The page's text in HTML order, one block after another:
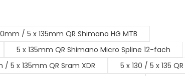
/ 5 x 135mm QR Shimano HG MTB
5 x 135mm QR Shimano Micro Spline 12-fach
/ 5 x 135mm QR Sram XDR
5 x 130 / 5 x 135